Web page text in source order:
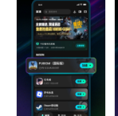
无需会员真免
畅玩全球好游！
【海量游戏支持
支持PUBGM、
Light、暗区突